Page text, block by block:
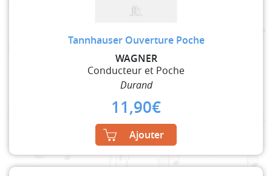
Tannhauser Ouverture Poche
WAGNER
Conducteur et Poche
Durand
11,90€
Ajouter